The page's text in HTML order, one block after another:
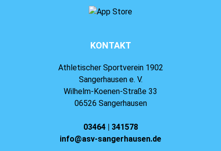
KONTAKT
Athletischer Sportverein 1902
Sangerhausen e. V.
Wilhelm-Koenen-Straße 33
06526 Sangerhausen
03464 | 341578
info@asv-sangerhausen.de